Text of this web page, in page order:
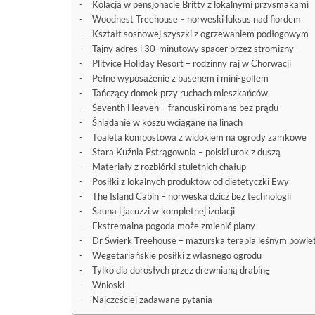
Kolacja w pensjonacie Britty z lokalnymi przysmakami
Woodnest Treehouse – norweski luksus nad fiordem
Kształt sosnowej szyszki z ogrzewaniem podłogowym
Tajny adres i 30-minutowy spacer przez stromizny
Plitvice Holiday Resort – rodzinny raj w Chorwacji
Pełne wyposażenie z basenem i mini-golfem
Tańczący domek przy ruchach mieszkańców
Seventh Heaven – francuski romans bez prądu
Śniadanie w koszu wciągane na linach
Toaleta kompostowa z widokiem na ogrody zamkowe
Stara Kuźnia Pstrągownia – polski urok z duszą
Materiały z rozbiórki stuletnich chałup
Posiłki z lokalnych produktów od dietetyczki Ewy
The Island Cabin – norweska dzicz bez technologii
Sauna i jacuzzi w kompletnej izolacji
Ekstremalna pogoda może zmienić plany
Dr Świerk Treehouse – mazurska terapia leśnym
Wegetariańskie posiłki z własnego ogrodu
Tylko dla dorosłych przez drewnianą drabinę
Wnioski
Najczęściej zadawane pytania